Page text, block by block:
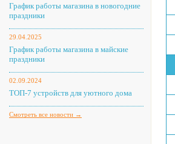
График работы магазина в новогодние
праздники
29.04.2025
График работы магазина в майские
праздники
02.09.2024
ТОП-7 устройств для уютного дома
Смотреть все новости →